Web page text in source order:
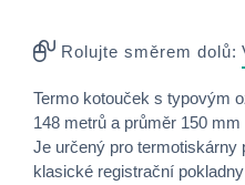
Rolujte směrem dolů:
Termo kotouček s typovým
148 metrů a průměr 150
Je určený pro termotiskárny
klasické registrační